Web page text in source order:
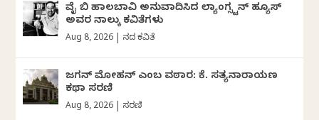
ವೈ ಬಿ ಹಾಲಬಾವಿ ಅನುವಾದಿಸಿದ ಲ್ಯಾಂಗ್ಸ್ಟನ್ ಹ್ಯೂಸ್
ಅವರ ನಾಲ್ಕು ಕವಿತೆಗಳು
Aug 8, 2026 ದಿನದ ಕವಿತೆ
ಜಗನ್‌ ಮೋಹನ್‌ ಎಂಬ ವಠಾರ: ಕೆ. ಸತ್ಯನಾರಾಯಣ
ಕಥಾ ಸರಣಿ
Aug 8, 2026 ಸರಣಿ